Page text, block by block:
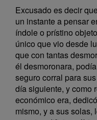
Excusado es decir
un instante a pensar
índole o prístino
único que vio desde
que con tantas
él desmoronara,
seguro corral para
día siguiente, y como
económico era,
mismo, y a sus solas,